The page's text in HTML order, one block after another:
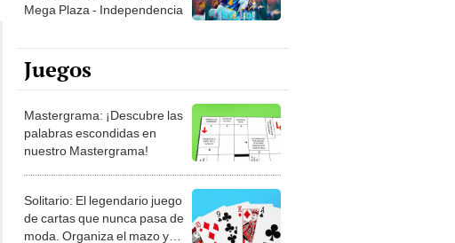
Mega Plaza - Independencia
Juegos
Mastergrama: ¡Descubre las
palabras escondidas en
nuestro Mastergrama!
Solitario: El legendario juego
de cartas que nunca pasa de
moda. Organiza el mazo y